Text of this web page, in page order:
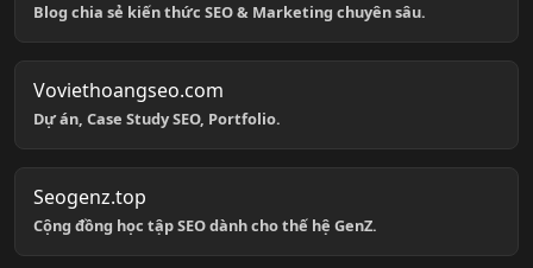
Blog chia sẻ kiến thức SEO & Marketing chuyên sâu.
Voviethoangseo.com
Dự án, Case Study SEO, Portfolio.
Seogenz.top
Cộng đồng học tập SEO dành cho thế hệ GenZ.